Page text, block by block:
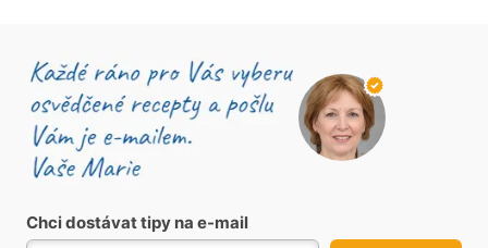
Chci dostávat tipy na e-mail